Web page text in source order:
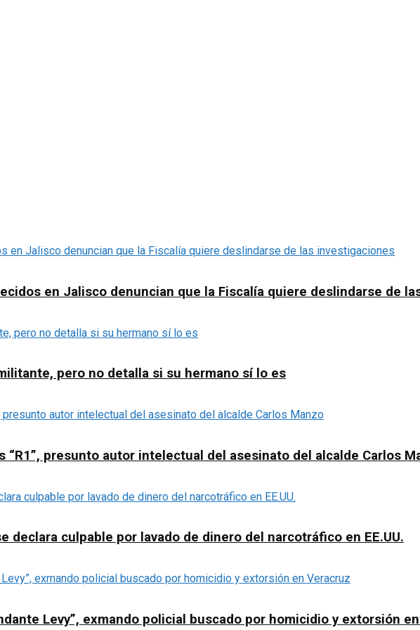
en Jalisco denuncian que la Fiscalía quiere deslindarse de
pero no detalla si su hermano sí lo es
“R1”, presunto autor intelectual del asesinato del alcalde Carlos
declara culpable por lavado de dinero del narcotráfico en EE.UU.
Levy”, exmando policial buscado por homicidio y extorsión